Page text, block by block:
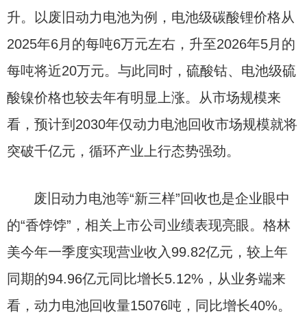
升。以废旧动力电池为例，电池级碳酸锂价格从
2025年6月的每吨6万元左右，升至2026年5月的
每吨将近20万元。与此同时，硫酸钴、电池级硫
酸镍价格也较去年有明显上涨。从市场规模来
看，预计到2030年仅动力电池回收市场规模就将
突破千亿元，循环产业上行态势强劲。
废旧动力电池等“新三样”回收也是企业眼中
的“香饽饽”，相关上市公司业绩表现亮眼。格林
美今年一季度实现营业收入99.82亿元，较上年
同期的94.96亿元同比增长5.12%，从业务端来
看，动力电池回收量15076吨，同比增长40%。